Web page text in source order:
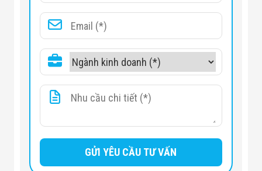
Kích thước (mm)
445 × 496 × 146 mm
Trọng lượng